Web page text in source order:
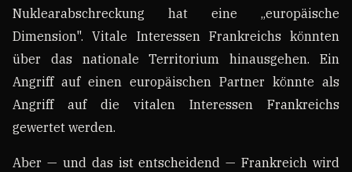
Nuklearabschreckung hat eine „europäische
Dimension". Vitale Interessen Frankreichs könnten
über das nationale Territorium hinausgehen. Ein
Angriff auf einen europäischen Partner könnte als
Angriff auf die vitalen Interessen Frankreichs
gewertet werden.
Aber — und das ist entscheidend — Frankreich wird